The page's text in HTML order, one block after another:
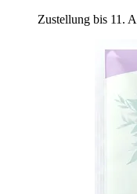
Zustellung bis 11.